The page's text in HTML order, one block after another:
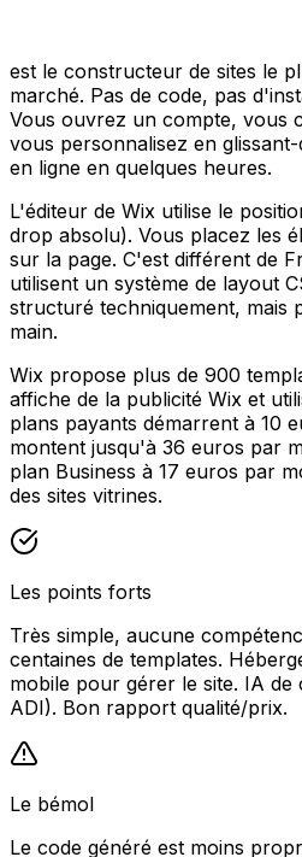
est le constructeur de sites le
marché. Pas de code, pas
Vous ouvrez un compte, vous
vous personnalisez en
en ligne en quelques heures.
L'éditeur de Wix utilise le
drop absolu). Vous placez les
sur la page. C'est différent de
utilisent un système de layout
structuré techniquement, mais
main.
Wix propose plus de 900
affiche de la publicité Wix et
plans payants démarrent à 10
montent jusqu'à 36 euros par
plan Business à 17 euros par
des sites vitrines.
Les points forts
Très simple, aucune
centaines de templates.
mobile pour gérer le site. IA de
ADI). Bon rapport qualité/prix.
Le bémol
Le code généré est moins